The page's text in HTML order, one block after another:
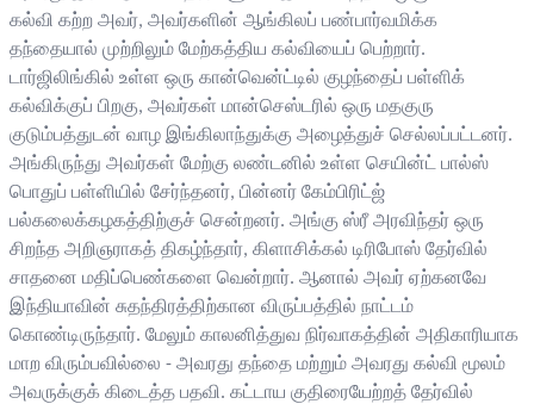
கல்வி கற்ற அவர், அவர்களின் ஆங்கிலப் பண்பார்வமிக்க
தந்தையால் முற்றிலும் மேற்கத்திய கல்வியைப் பெற்றார்.
டார்ஜிலிங்கில் உள்ள ஒரு கான்வென்ட்டில் குழந்தைப் பள்ளிக்
கல்விக்குப் பிறகு, அவர்கள் மான்செஸ்டரில் ஒரு மதகுரு
குடும்பத்துடன் வாழ இங்கிலாந்துக்கு அழைத்துச் செல்லப்பட்டனர்.
அங்கிருந்து அவர்கள் மேற்கு லண்டனில் உள்ள செயின்ட் பால்ஸ்
பொதுப் பள்ளியில் சேர்ந்தனர், பின்னர் கேம்பிரிட்ஜ்
பல்கலைக்கழகத்திற்குச் சென்றனர். அங்கு ஸ்ரீ அரவிந்தர் ஒரு
சிறந்த அறிஞராகத் திகழ்ந்தார், கிளாசிக்கல் டிரிபோஸ் தேர்வில்
சாதனை மதிப்பெண்களை வென்றார். ஆனால் அவர் ஏற்கனவே
இந்தியாவின் சுதந்திரத்திற்கான விருப்பத்தில் நாட்டம்
கொண்டிருந்தார். மேலும் காலனித்துவ நிர்வாகத்தின் அதிகாரியாக
மாற விரும்பவில்லை - அவரது தந்தை மற்றும் அவரது கல்வி மூலம்
அவருக்குக் கிடைத்த பதவி. கட்டாய குதிரையேற்றத் தேர்வில்